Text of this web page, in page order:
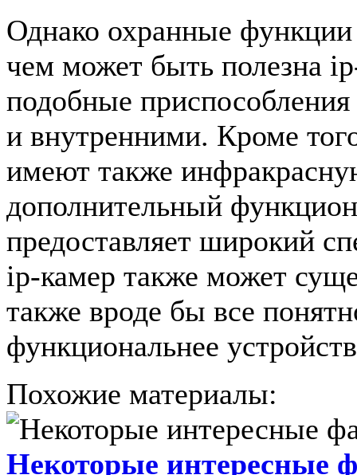
Однако охранные функции
чем может быть полезна
подобные
и внутренними. Кроме
имеют также
дополнительный
предоставляет широкий
ip-камер также может
также вроде бы все
функциональнее
Похожие материалы:
Некоторые интересные